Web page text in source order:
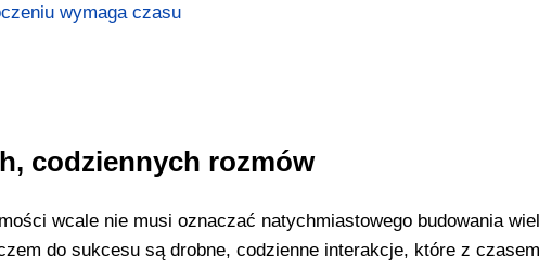
wymaga czasu
codziennych rozmów
wcale nie musi oznaczać natychmiastowego budowania
do sukcesu są drobne, codzienne interakcje, które z